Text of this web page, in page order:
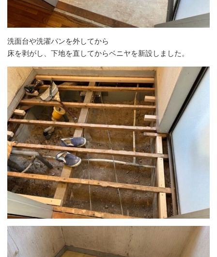
洗面台や洗濯パンを外してから
床を剥がし、下地を直してからベニヤを新設しました。